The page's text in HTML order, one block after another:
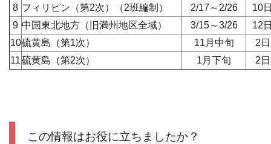
8 フィリピン（第2次）（2班編制） 2/17～2/26
10
9 中国東北地方（旧満州地区全域） 3/15～3/26
12
10硫黄島（第1次） 11月中旬
2
11硫黄島（第2次） 1月下旬 2
この情報はお役に立ちましたか？